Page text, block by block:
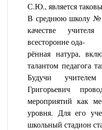
С.Ю., является
В среднюю школу
качестве
всесторонне ода-
рённая натура,
талантом педагога
Будучи
Григорьевич
мероприятий как
уровня. Для его
школьный стадион